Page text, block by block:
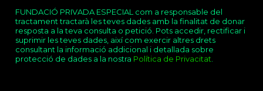
FUNDACIÓ PRIVADA ESPECIAL com a responsable del
tractament tractarà les teves dades amb la finalitat de donar
resposta a la teva consulta o petició. Pots accedir, rectificar i
suprimir les teves dades, així com exercir altres drets
consultant la informació addicional i detallada sobre
protecció de dades a la nostra Política de Privacitat